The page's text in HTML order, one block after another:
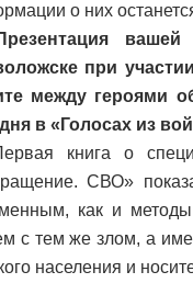
о них
при
между героями
в «Голосах из
книга о
СВО»
как и
с тем же злом, а
населения и